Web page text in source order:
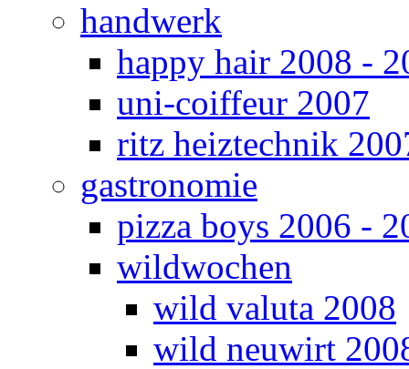
handwerk
happy hair 2008 -
uni-coiffeur 2007
ritz heiztechnik
gastronomie
pizza boys 2006 -
wildwochen
wild valuta 2008
wild neuwirt